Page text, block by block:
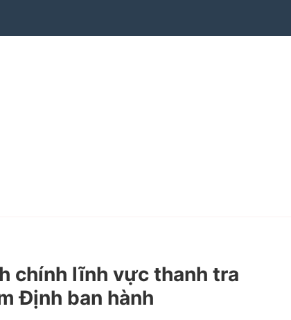
chính lĩnh vực thanh tra
Định ban hành